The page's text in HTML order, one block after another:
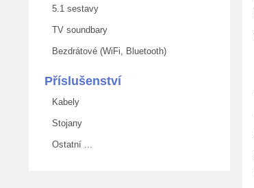
5.1 sestavy
TV soundbary
Bezdrátové (WiFi, Bluetooth)
Příslušenství
Kabely
Stojany
Ostatní ...